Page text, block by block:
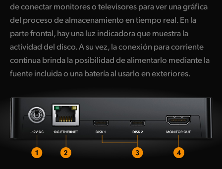
de conectar monitores o televisores para ver una gráfica
del proceso de almacenamiento en tiempo real. En la
parte frontal, hay una luz indicadora que muestra la
actividad del disco. A su vez, la conexión para corriente
continua brinda la posibilidad de alimentarlo mediante la
fuente incluida o una batería al usarlo en exteriores.